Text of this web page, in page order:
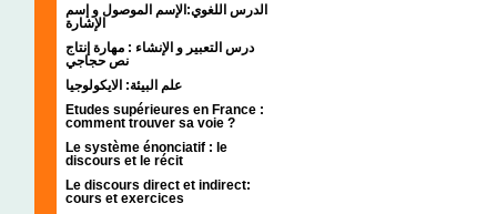
الدرس اللغوي:الإسم الموصول و إسم
الإشارة
درس التعبير و الإنشاء : مهارة إنتاج
نص حجاجي
علم البيئة: الايكولوجيا
Etudes supérieures en France :
comment trouver sa voie ?
Le système énonciatif : le
discours et le récit
Le discours direct et indirect:
cours et exercices